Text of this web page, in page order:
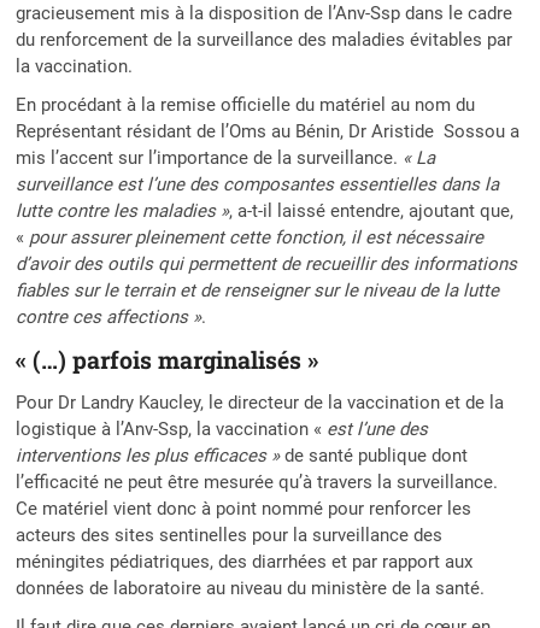
gracieusement mis à la disposition de l’Anv-Ssp dans le cadre
du renforcement de la surveillance des maladies évitables par
la vaccination.
En procédant à la remise officielle du matériel au nom du
Représentant résidant de l’Oms au Bénin, Dr Aristide Sossou a
mis l’accent sur l’importance de la surveillance. « La
surveillance est l’une des composantes essentielles dans la
lutte contre les maladies », a-t-il laissé entendre, ajoutant que,
« pour assurer pleinement cette fonction, il est nécessaire
d’avoir des outils qui permettent de recueillir des informations
fiables sur le terrain et de renseigner sur le niveau de la lutte
contre ces affections ».
« (…) parfois marginalisés »
Pour Dr Landry Kaucley, le directeur de la vaccination et de la
logistique à l’Anv-Ssp, la vaccination « est l’une des
interventions les plus efficaces »de santé publique dont
l’efficacité ne peut être mesurée qu’à travers la surveillance.
Ce matériel vient donc à point nommé pour renforcer les
acteurs des sites sentinelles pour la surveillance des
méningites pédiatriques, des diarrhées et par rapport aux
données de laboratoire au niveau du ministère de la santé.